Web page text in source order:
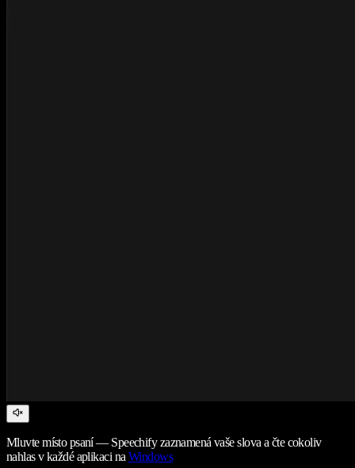
Mluvte místo psaní — Speechify zaznamená vaše slova a čte cokoliv
nahlas v každé aplikaci na Windows